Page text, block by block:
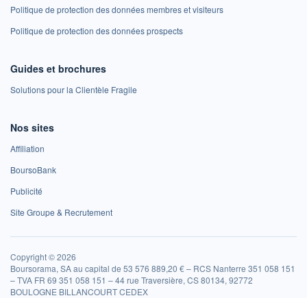
Politique de protection des données membres et visiteurs
Politique de protection des données prospects
Guides et brochures
Solutions pour la Clientèle Fragile
Nos sites
Affiliation
BoursoBank
Publicité
Site Groupe & Recrutement
Copyright © 2026
Boursorama, SA au capital de 53 576 889,20 € – RCS Nanterre 351 058 151
– TVA FR 69 351 058 151 – 44 rue Traversière, CS 80134, 92772
BOULOGNE BILLANCOURT CEDEX